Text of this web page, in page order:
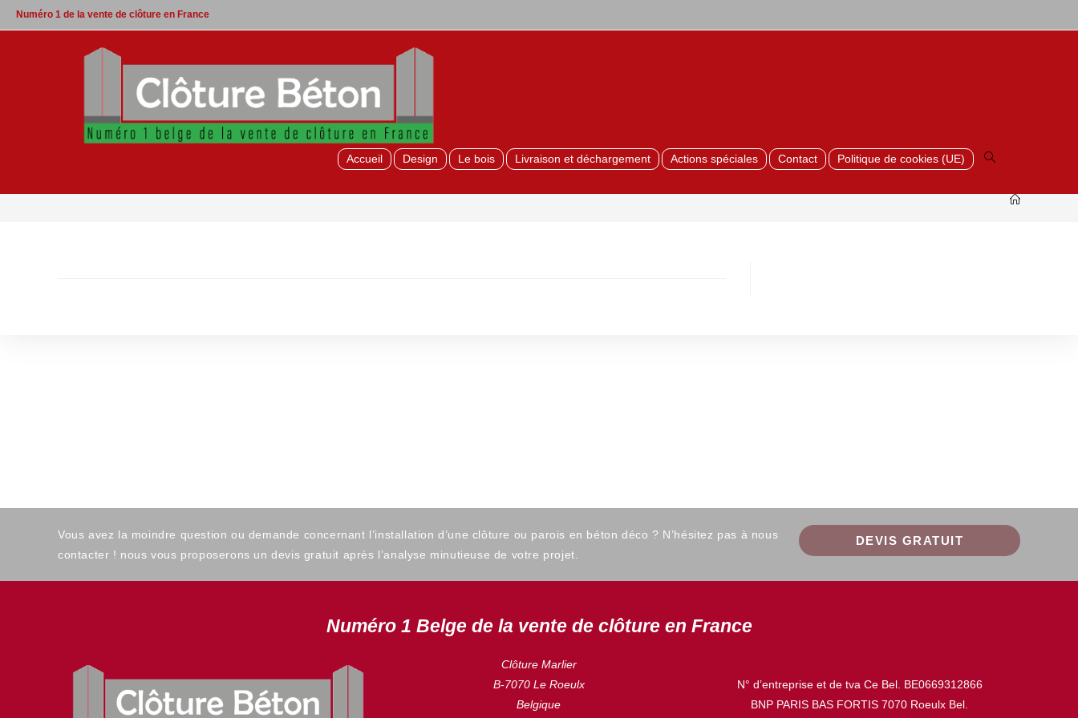
Skip
to
Numéro 1 de la vente de clôture en France
Accueil Design Le bois Livraison et déchargement Actions spéciales Contact Politique de cookies (UE)
Toggle
website
search
Vous avez la moindre question ou demande concernant l’installation d’une clôture ou parois en béton déco ? N’hésitez pas à nous
contacter ! nous vous proposerons un devis gratuit après l’analyse minutieuse de votre projet.
DEVIS GRATUIT
Numéro 1 Belge de la vente de clôture en France
Clôture Marlier
B-7070 Le Roeulx
Belgique
N° d’entreprise et de tva Ce Bel. BE0669312866
BNP PARIS BAS FORTIS 7070 Roeulx Bel.